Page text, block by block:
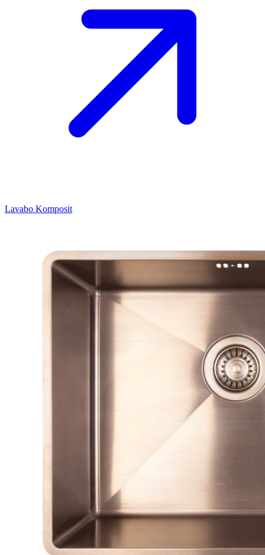
Lavabo Komposit